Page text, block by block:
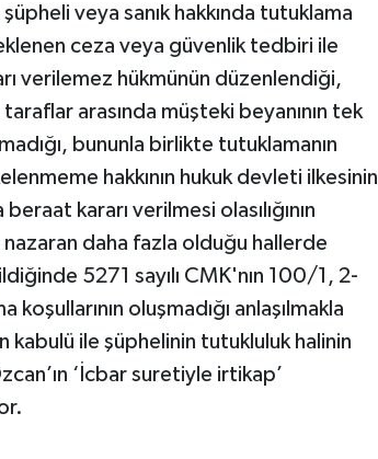
veya sanık hakkında tutuklama
ceza veya güvenlik tedbiri ile
verilemez hükmünün düzenlendiği,
arasında müşteki beyanının tek
bununla birlikte tutuklamanın
hakkının hukuk devleti ilkesinin
kararı verilmesi olasılığının
daha fazla olduğu hallerde
5271 sayılı CMK'nın 100/1, 2-
oluşmadığı anlaşılmakla
kabulü ile şüphelinin tutukluluk halinin
‘İcbar suretiyle irtikap’